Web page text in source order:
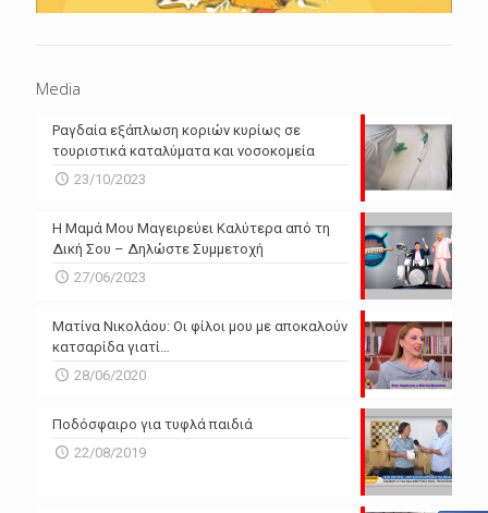
Media
Ραγδαία εξάπλωση κοριών κυρίως σε
τουριστικά καταλύματα και νοσοκομεία
23/10/2023
Η Μαμά Μου Μαγειρεύει Καλύτερα από τη
Δική Σου – Δηλώστε Συμμετοχή
27/06/2023
Ματίνα Νικολάου: Οι φίλοι μου με αποκαλούν
κατσαρίδα γιατί…
28/06/2020
Ποδόσφαιρο για τυφλά παιδιά
22/08/2019